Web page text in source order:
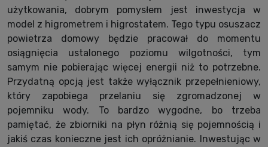
użytkowania, dobrym pomysłem jest inwestycja w
model z higrometrem i higrostatem. Tego typu osuszacz
powietrza domowy będzie pracował do momentu
osiągnięcia ustalonego poziomu wilgotności, tym
samym nie pobierając więcej energii niż to potrzebne.
Przydatną opcją jest także wyłącznik przepełnieniowy,
który zapobiega przelaniu się zgromadzonej w
pojemniku wody. To bardzo wygodne, bo trzeba
pamiętać, że zbiorniki na płyn różnią się pojemnością i
jakiś czas konieczne jest ich opróżnianie. Inwestując w